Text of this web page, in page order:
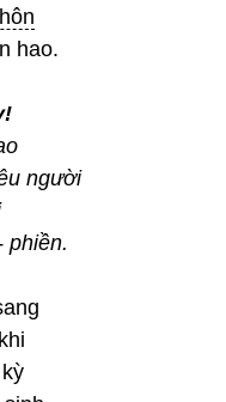
hao.
người
phiền.